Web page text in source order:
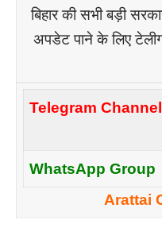
बिहार की सभी बड़ी
अपडेट पाने के लिए
Telegram Channel
WhatsApp Group
Arattai